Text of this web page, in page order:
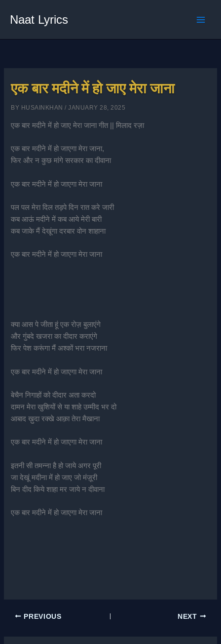
Naat Lyrics
एक बार मदीने में हो जाए मेरा जाना
BY HUSAINKHAN/JANUARY 28, 2025
एक बार मदीने में हो जाए मेरा जाना गीत || मिलाद रज़ा
एक बार मदीने में हो जाएगा मेरा जाना,
फिर और न कुछ मांगे सरकार का दीवाना
एक बार मदीने में हो जाएगा मेरा जाना
पल पल मेरा दिल तड़पे दिन रात करे जारी
कब आऊं मदीने में कब आये मेरी बारी
कब जाके मैं देखूंगा दरबार वोन शाहाना
एक बार मदीने में हो जाएगा मेरा जाना
क्या आस पे जीता हूं एक रोज़ बुलाएंगे
और गुंबदे खजरा का दीदार कराएंगे
फिर पेश करूंगा मैं अश्कों भरा नजराना
एक बार मदीने में हो जाएगा मेरा जाना
बेचैन निगाहों को दीदार अता करदो
दामन मेरा खुशियों से या शाहे उम्मीद भर दो
आबाद ख़ुदा रक्खे आक़ा तेरा मैखाना
एक बार मदीने में हो जाएगा मेरा जाना
इतनी सी तमन्ना है हो जाये अगर पूरी
जा देखूं मदीना में हो जाए जो मंज़ूरी
बिन दीद किये शाहा मर जाये न दीवाना
एक बार मदीने में हो जाएगा मेरा जाना
PREVIOUS NEXT